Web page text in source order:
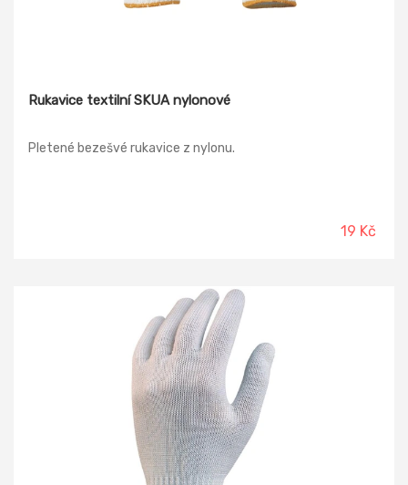
Rukavice textilní SKUA nylonové
Pletené bezešvé rukavice z nylonu.
19 Kč